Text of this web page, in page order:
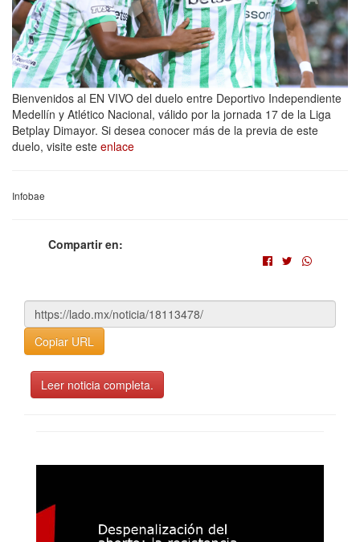
Bienvenidos al EN VIVO del duelo entre Deportivo Independiente
Medellín y Atlético Nacional, válido por la jornada 17 de la Liga
Betplay Dimayor. Si desea conocer más de la previa de este
duelo, visite este enlace
Infobae
Compartir en:
Copiar URL
Leer noticia completa.